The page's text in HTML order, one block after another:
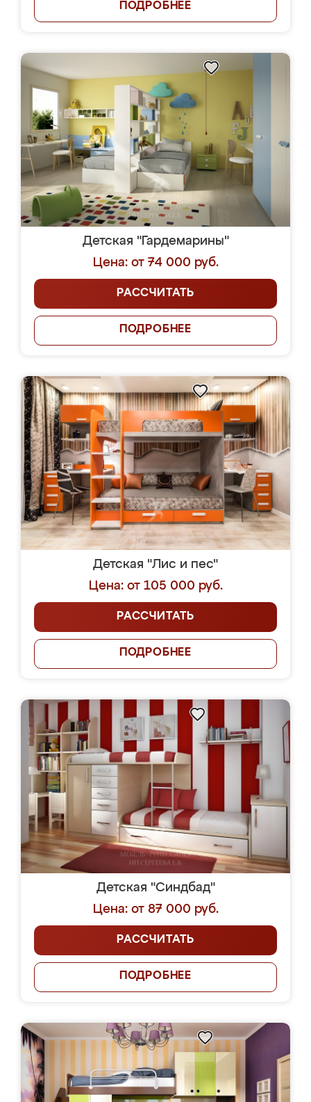
ПОДРОБНЕЕ
Детская "Гардемарины"
Цена: от 74 000 руб.
РАССЧИТАТЬ
ПОДРОБНЕЕ
Детская "Лис и пес"
Цена: от 105 000 руб.
РАССЧИТАТЬ
ПОДРОБНЕЕ
Детская "Синдбад"
Цена: от 87 000 руб.
РАССЧИТАТЬ
ПОДРОБНЕЕ